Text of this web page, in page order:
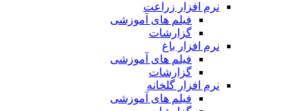
نرم افزار زراعت
فیلم های آموزشی
گزارشات
نرم افزار باغ
فیلم های آموزشی
گزارشات
نرم افزار گلخانه
فیلم های آموزشی